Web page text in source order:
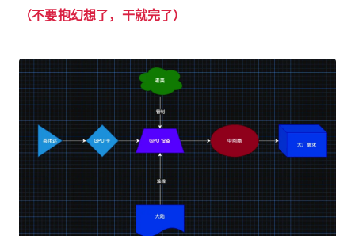
（不要抱幻想了，干就完了）